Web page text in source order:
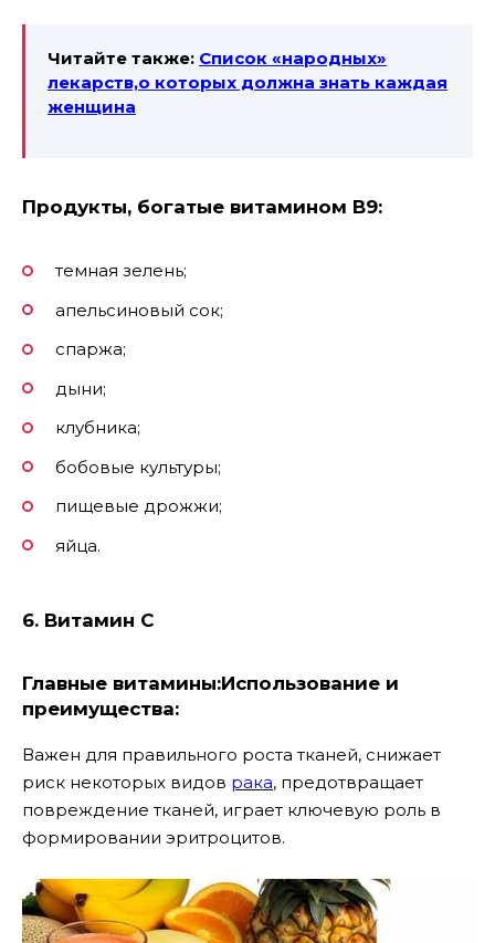
Читайте также: Список «народных»
лекарств,о которых должна знать каждая
женщина
Продукты, богатые витамином В9:
темная зелень;
апельсиновый сок;
спаржа;
дыни;
клубника;
бобовые культуры;
пищевые дрожжи;
яйца.
6. Витамин C
Главные витамины:Использование и
преимущества:
Важен для правильного роста тканей, снижает
риск некоторых видов рака, предотвращает
повреждение тканей, играет ключевую роль в
формировании эритроцитов.